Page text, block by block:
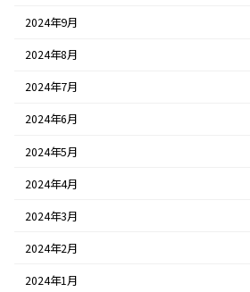
2024年9月
2024年8月
2024年7月
2024年6月
2024年5月
2024年4月
2024年3月
2024年2月
2024年1月